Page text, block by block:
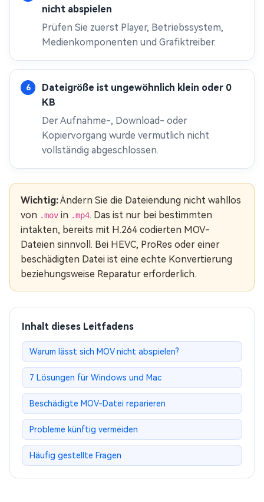
nicht abspielen
Prüfen Sie zuerst Player, Betriebssystem,
Medienkomponenten und Grafiktreiber.
Dateigröße ist ungewöhnlich klein oder 0
KB
Der Aufnahme-, Download- oder
Kopiervorgang wurde vermutlich nicht
vollständig abgeschlossen.
Wichtig:Ändern Sie die Dateiendung nicht wahllos
von .mov in .mp4. Das ist nur bei bestimmten
intakten, bereits mit H.264 codierten MOV-
Dateien sinnvoll. Bei HEVC, ProRes oder einer
beschädigten Datei ist eine echte Konvertierung
beziehungsweise Reparatur erforderlich.
Inhalt dieses Leitfadens
Warum lässt sich MOV nicht abspielen?
7 Lösungen für Windows und Mac
Beschädigte MOV-Datei reparieren
Probleme künftig vermeiden
Häufig gestellte Fragen